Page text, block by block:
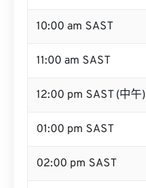
10:00 am SAST
11:00 am SAST
12:00 pm SAST (中午)
01:00 pm SAST
02:00 pm SAST